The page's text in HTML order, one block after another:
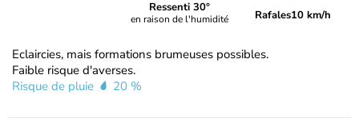
Ressenti 30°
en raison de l'humidité Rafales10 km/h
Eclaircies, mais formations brumeuses possibles.
Faible risque d'averses.
Risque de pluie
20 %